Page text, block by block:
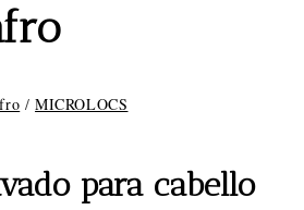
/ MICROLOCS
para cabello